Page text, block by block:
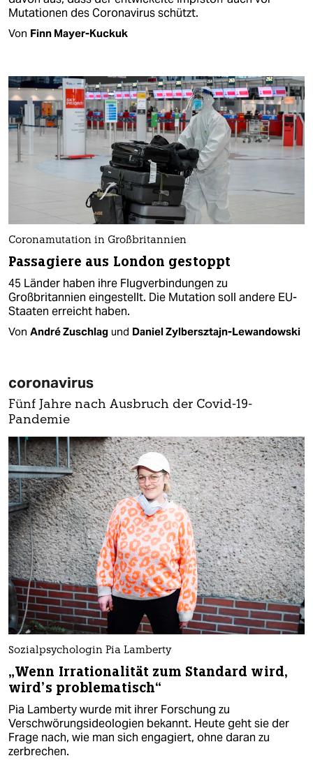
Mutationen des Coronavirus schützt.
Von Finn Mayer-Kuckuk
Coronamutation in Großbritannien
Passagiere aus London gestoppt
45 Länder haben ihre Flugverbindungen zu
Großbritannien eingestellt. Die Mutation soll andere EU-
Staaten erreicht haben.
Von André Zuschlag und Daniel Zylbersztajn-Lewandowski
coronavirus
Fünf Jahre nach Ausbruch der Covid-19-
Pandemie
Sozialpsychologin Pia Lamberty
„Wenn Irrationalität zum Standard wird,
wird’s problematisch“
Pia Lamberty wurde mit ihrer Forschung zu
Verschwörungsideologien bekannt. Heute geht sie der
Frage nach, wie man sich engagiert, ohne daran zu
zerbrechen.